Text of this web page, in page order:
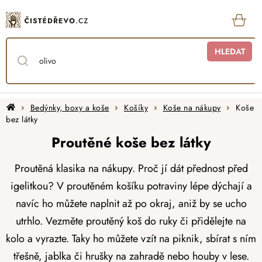
na
obsah
HLEDAT
DomůBedýnky, boxy a koše Košíky Koše na nákupy
Koše
bez látky
Proutěné koše bez látky
Proutěná klasika na nákupy. Proč jí dát přednost před
igelitkou? V proutěném košíku potraviny lépe dýchají a
navíc ho můžete naplnit až po okraj, aniž by se ucho
utrhlo. Vezměte proutěný koš do ruky či přidělejte na
kolo a vyrazte. Taky ho můžete vzít na piknik, sbírat s ním
třešně, jablka či hrušky na zahradě nebo houby v lese.